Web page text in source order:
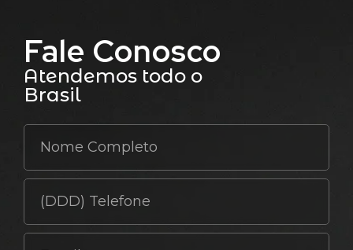
Fale Conosco
Atendemos todo o
Brasil